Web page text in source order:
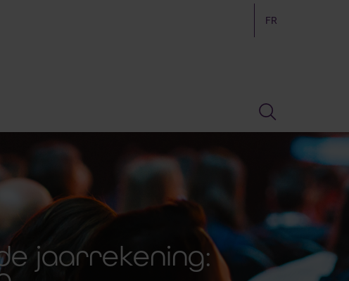
FR
jaarrekening: